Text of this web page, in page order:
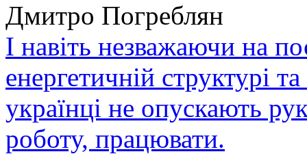
Дмитро Погреблян
І навіть незважаючи на
енергетичній структурі
українці не опускають
роботу, працювати.